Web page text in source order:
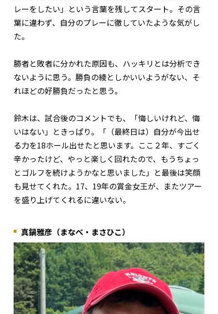
レーをしたい」という言葉を残してスタート。その言
葉に違わず、自分のプレーに徹していたような気がし
た。
勝者と敗者に分かれた原因も、ハッキリとは分析でき
ないように思う。勝負の綾としかいいようがない、そ
れほどの好勝負だったと思う。
鈴木は、試合後のコメントでも、「悔しいけれど、悔
いはない」ときっぱり。「（最終日は）自分が今出せ
る力を18ホール出せたと思います。ここ２年、すごく
辛かったけど、やっと楽しく回れたので、もうちょっ
とゴルフを続けようかなと思いました」と最後は笑顔
も見せてくれた。17、19年の賞金女王が、またツアー
を盛り上げてくれるに違いない。
真鍋雅彦（まなべ・まさひこ）